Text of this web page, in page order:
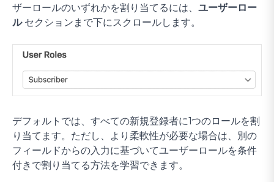
ザーロールのいずれかを割り当てるには、 ユーザーロー
ル セクションまで下にスクロールします。
デフォルトでは、すべての新規登録者に1つのロールを割
り当てます。ただし、より柔軟性が必要な場合は、別の
フィールドからの入力に基づいてユーザーロールを条件
付きで割り当てる方法を学習できます。